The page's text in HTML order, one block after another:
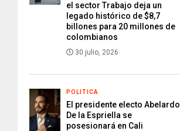
el sector Trabajo deja un
legado histórico de $8,7
billones para 20 millones de
colombianos
30 julio, 2026
POLITICA
El presidente electo Abelardo
De la Espriella se
posesionará en Cali